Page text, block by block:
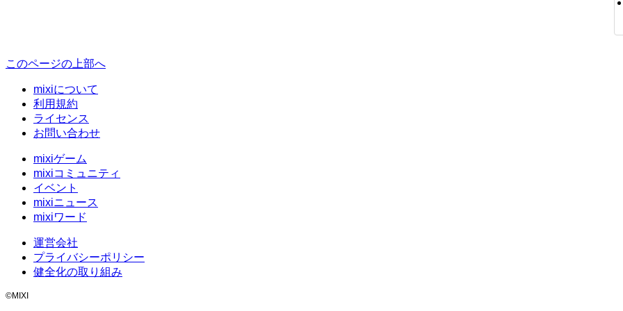
このページの上部へ
mixiについて
利用規約
ライセンス
お問い合わせ
mixiゲーム
mixiコミュニティ
イベント
mixiニュース
mixiワード
運営会社
プライバシーポリシー
健全化の取り組み
©MIXI